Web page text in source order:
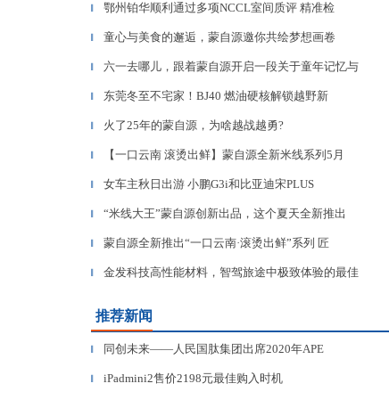
▎ 鄂州铂华顺利通过多项NCCL室间质评 精准检
▎ 童心与美食的邂逅，蒙自源邀你共绘梦想画卷
▎ 六一去哪儿，跟着蒙自源开启一段关于童年记忆与
▎ 东莞冬至不宅家！BJ40 燃油硬核解锁越野新
▎ 火了25年的蒙自源，为啥越战越勇?
▎ 【一口云南 滚烫出鲜】蒙自源全新米线系列5月
▎ 女车主秋日出游 小鹏G3i和比亚迪宋PLUS
▎ “米线大王”蒙自源创新出品，这个夏天全新推出
▎ 蒙自源全新推出“一口云南·滚烫出鲜”系列 匠
▎ 金发科技高性能材料，智驾旅途中极致体验的最佳
推荐新闻
▎ 同创未来——人民国肽集团出席2020年APE
▎ iPadmini2售价2198元最佳购入时机